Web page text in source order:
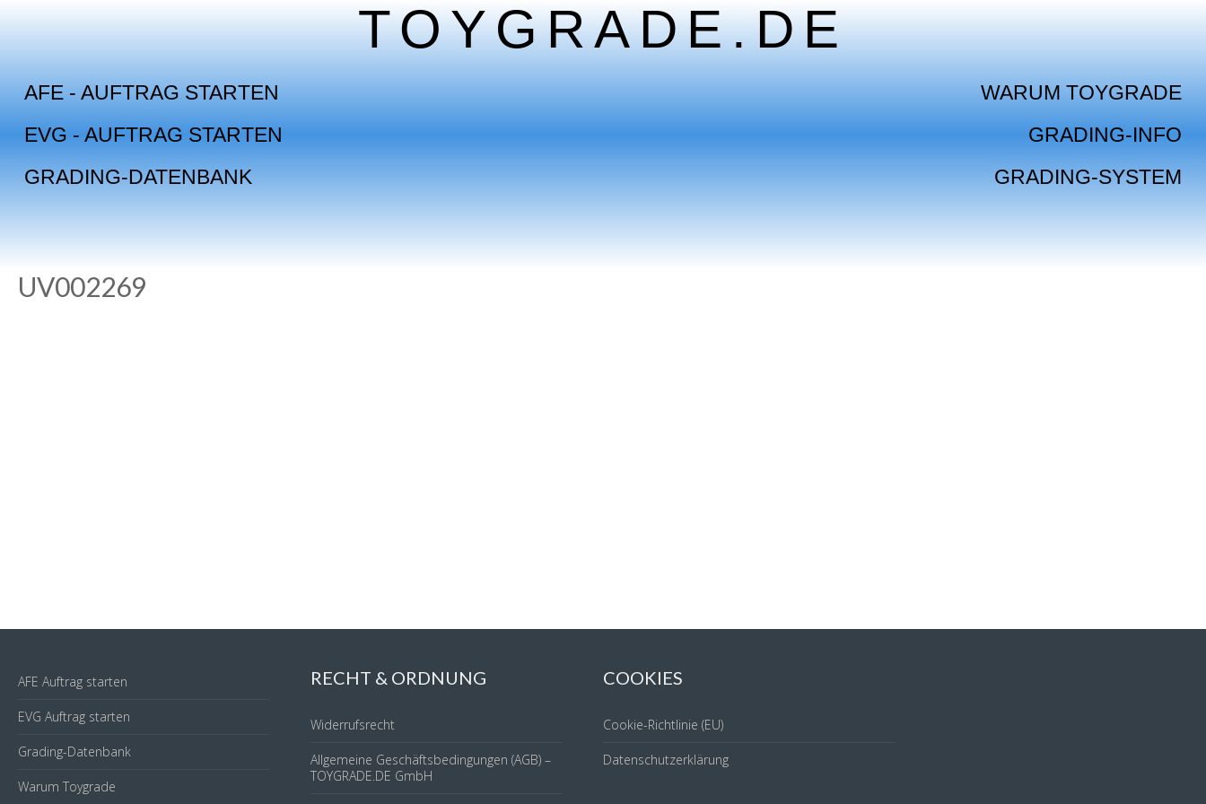
AFE - AUFTRAG STARTEN
EVG - AUFTRAG STARTEN
GRADING-DATENBANK
TOYGRADE.DE
WARUM TOYGRADE
GRADING-INFO
GRADING-SYSTEM
UV002269
AFE Auftrag starten
EVG Auftrag starten
Grading-Datenbank
Warum Toygrade
RECHT & ORDNUNG
Widerrufsrecht
Allgemeine Geschäftsbedingungen (AGB) –
TOYGRADE.DE GmbH
COOKIES
Cookie-Richtlinie (EU)
Datenschutzerklärung